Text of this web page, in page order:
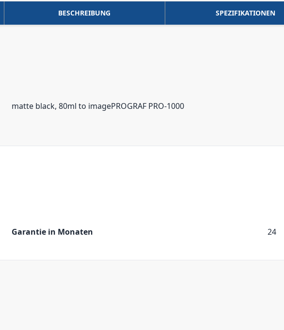
BESCHREIBUNG SPEZIFIKATIONEN
matte black, 80ml to imagePROGRAF PRO-1000
Garantie in Monaten 24